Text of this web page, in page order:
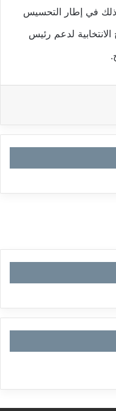
في إطار التحسيس
لدعم رئيس